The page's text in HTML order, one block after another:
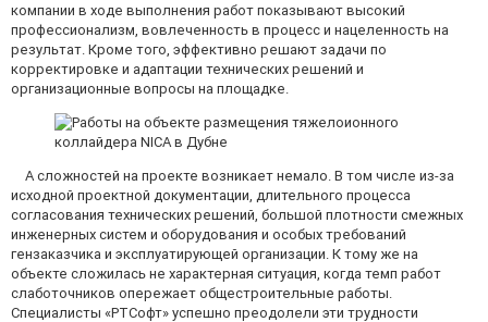
компании в ходе выполнения работ показывают высокий
профессионализм, вовлеченность в процесс и нацеленность на
результат. Кроме того, эффективно решают задачи по
корректировке и адаптации технических решений и
организационные вопросы на площадке.
А сложностей на проекте возникает немало. В том числе из-за
исходной проектной документации, длительного процесса
согласования технических решений, большой плотности смежных
инженерных систем и оборудования и особых требований
гензаказчика и эксплуатирующей организации. К тому же на
объекте сложилась не характерная ситуация, когда темп работ
слаботочников опережает общестроительные работы.
Специалисты «РТСофт» успешно преодолели эти трудности